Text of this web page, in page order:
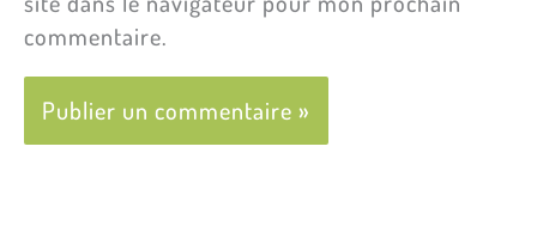
commentaire.